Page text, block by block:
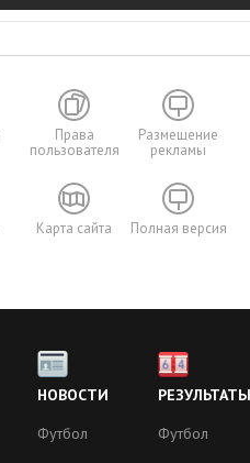
Права
пользователя
Размещение
рекламы
Карта сайта Полная версия
НОВОСТИ
Футбол
РЕЗУЛЬТАТЫ
Футбол